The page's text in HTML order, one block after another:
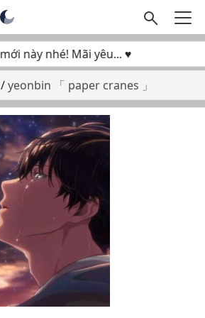
nhé! Mãi yêu... ♥
/yeonbin 「 paper cranes 」